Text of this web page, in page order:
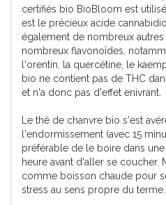
certifiés bio BioBloom est
est le précieux acide
également de nombreux
nombreux flavonoïdes,
l'orentin, la quercétine, le
bio ne contient pas de THC
et n'a donc pas d'effet enivrant.
Le thé de chanvre bio s'est
l'endormissement (avec 15
préférable de le boire dans
heure avant d'aller se coucher.
comme boisson chaude pour
stress au sens propre du terme.